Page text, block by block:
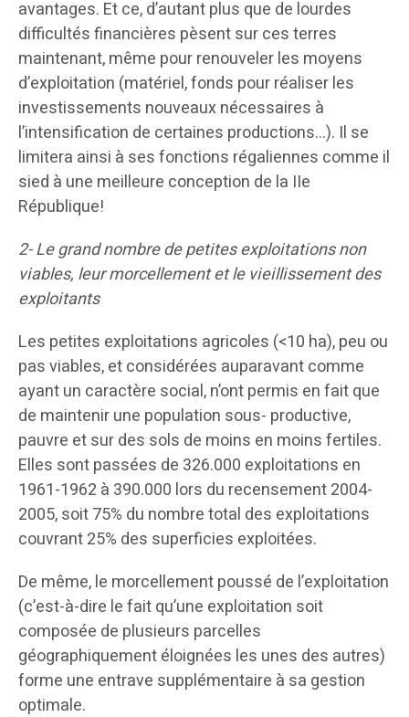
avantages. Et ce, d’autant plus que de lourdes
difficultés financières pèsent sur ces terres
maintenant, même pour renouveler les moyens
d’exploitation (matériel, fonds pour réaliser les
investissements nouveaux nécessaires à
l’intensification de certaines productions…). Il se
limitera ainsi à ses fonctions régaliennes comme il
sied à une meilleure conception de la IIe
République!
2- Le grand nombre de petites exploitations non
viables, leur morcellement et le vieillissement des
exploitants
Les petites exploitations agricoles (<10 ha), peu ou
pas viables, et considérées auparavant comme
ayant un caractère social, n’ont permis en fait que
de maintenir une population sous- productive,
pauvre et sur des sols de moins en moins fertiles.
Elles sont passées de 326.000 exploitations en
1961-1962 à 390.000 lors du recensement 2004-
2005, soit 75% du nombre total des exploitations
couvrant 25% des superficies exploitées.
De même, le morcellement poussé de l’exploitation
(c’est-à-dire le fait qu’une exploitation soit
composée de plusieurs parcelles
géographiquement éloignées les unes des autres)
forme une entrave supplémentaire à sa gestion
optimale.